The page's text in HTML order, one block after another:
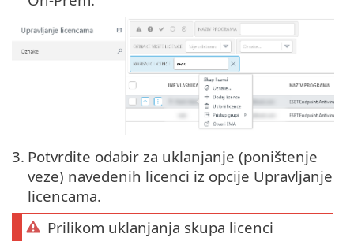
3. Potvrdite odabir za uklanjanje (poništenje
veze) navedenih licenci iz opcije Upravljanje
licencama.
Prilikom uklanjanja skupa licenci